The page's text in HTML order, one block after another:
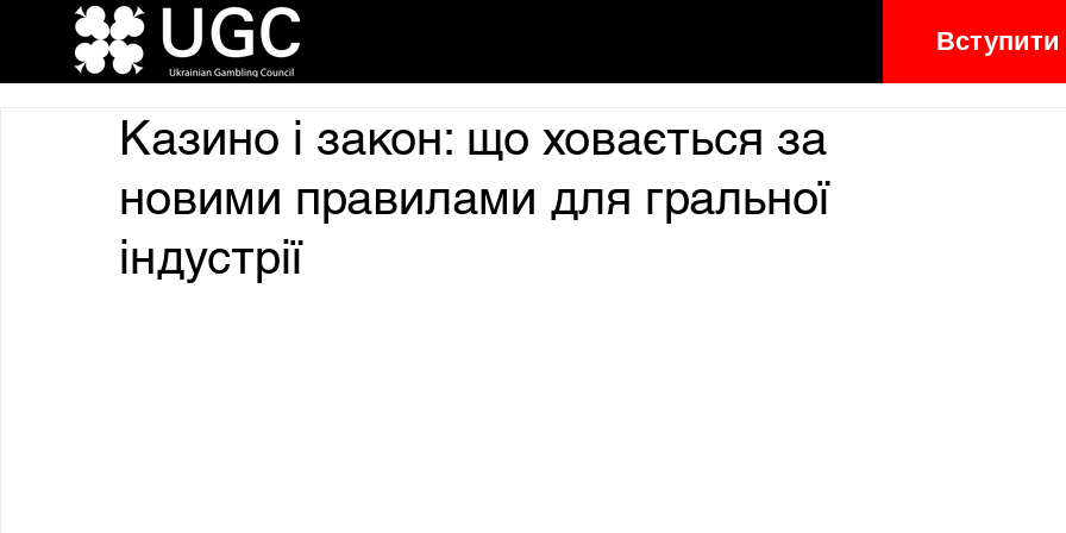
Вступити
Казино і закон: що ховається за
новими правилами для гральної
індустрії